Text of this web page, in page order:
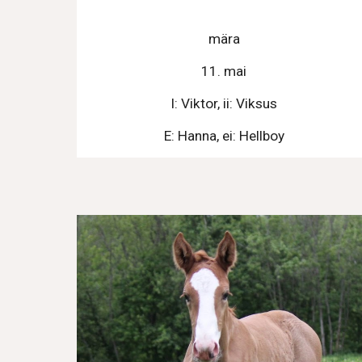
mära
11. mai
I: Viktor, ii: Viksus
E: Hanna, ei: Hellboy